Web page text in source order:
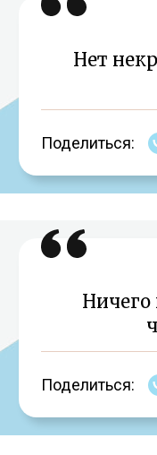
Нет
Поделиться:
Ничего
Поделиться: